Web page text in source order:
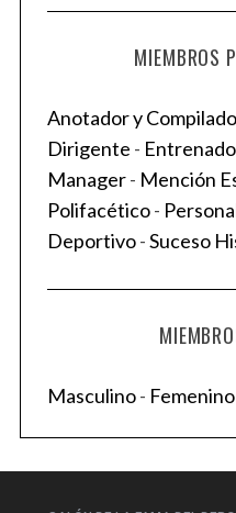
MIEMBROS
Anotador y
Dirigente -
Manager- Mención
Polifacético-
Deportivo-Suceso
Masculino- Femenino